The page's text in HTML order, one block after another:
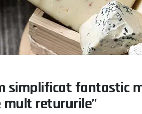
simplificat fantastic
retururile”